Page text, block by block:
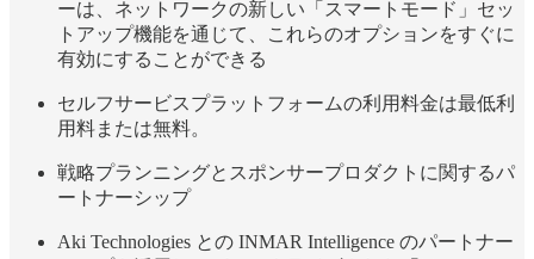
ーは、ネットワークの新しい「スマートモード」セッ
トアップ機能を通じて、これらのオプションをすぐに
有効にすることができる
セルフサービスプラットフォームの利用料金は最低利
用料または無料。
戦略プランニングとスポンサープロダクトに関するパ
ートナーシップ
Aki Technologies との INMAR Intelligence のパートナー